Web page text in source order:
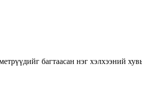
багтаасан нэг хэлхээний